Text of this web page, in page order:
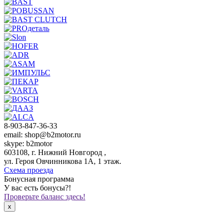
8-903-847-36-33
email: shop@b2motor.ru
skype: b2motor
603108, г. Нижний Новгород ,
ул. Героя Овчинникова 1А, 1 этаж.
Схема проезда
Бонусная программа
У вас есть бонусы?!
Проверьте баланс здесь!
x